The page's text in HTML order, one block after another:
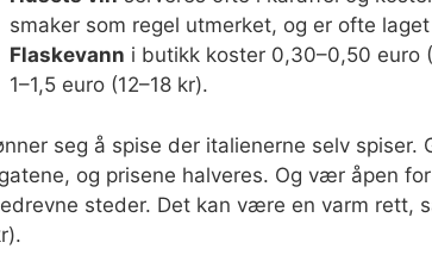
smaker som regel utmerket, og er ofte
Flaskevann i butikk koster 0,30–0,50 euro
1–1,5 euro (12–18 kr).
seg å spise der italienerne selv
og prisene halveres. Og vær åpen for
steder. Det kan være en varm rett,